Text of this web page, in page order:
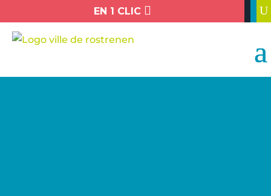
EN 1 CLIC  U